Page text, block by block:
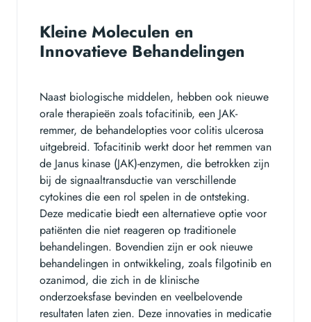
Kleine Moleculen en
Innovatieve Behandelingen
Naast biologische middelen, hebben ook nieuwe
orale therapieën zoals tofacitinib, een JAK-
remmer, de behandelopties voor colitis ulcerosa
uitgebreid. Tofacitinib werkt door het remmen van
de Janus kinase (JAK)-enzymen, die betrokken zijn
bij de signaaltransductie van verschillende
cytokines die een rol spelen in de ontsteking.
Deze medicatie biedt een alternatieve optie voor
patiënten die niet reageren op traditionele
behandelingen. Bovendien zijn er ook nieuwe
behandelingen in ontwikkeling, zoals filgotinib en
ozanimod, die zich in de klinische
onderzoeksfase bevinden en veelbelovende
resultaten laten zien. Deze innovaties in medicatie